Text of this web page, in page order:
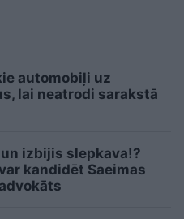
automobiļi uz
lai neatrodi sarakstā
izbijis slepkava!?
kandidēt Saeimas